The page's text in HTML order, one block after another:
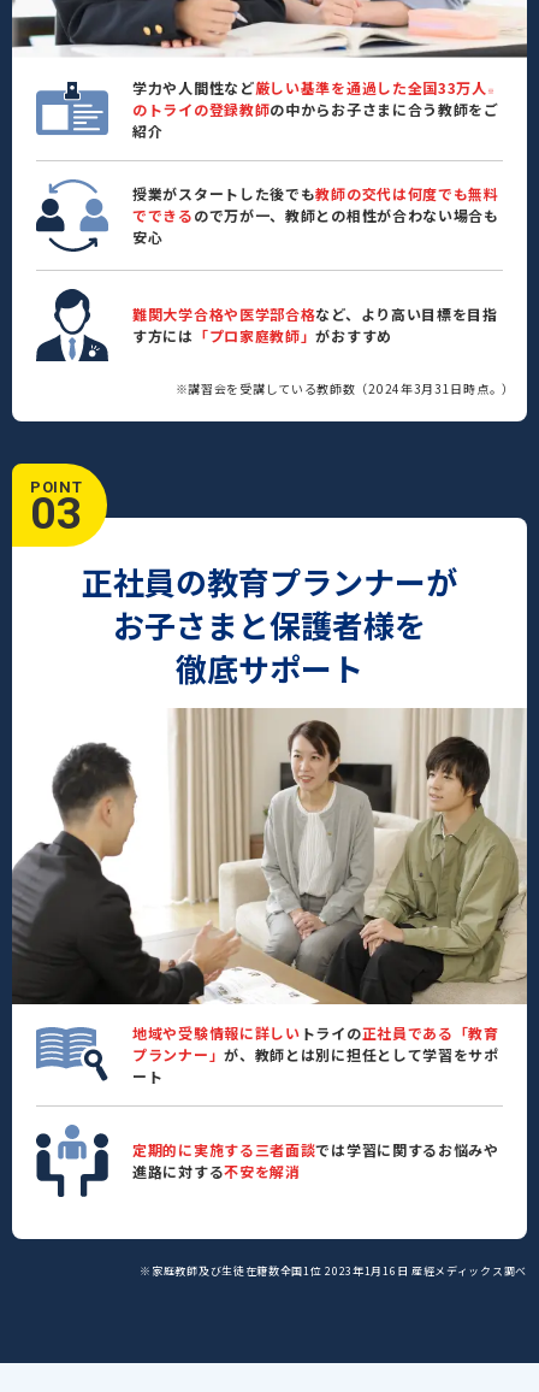
学力や人間性など厳しい基準を通過した全国33万人 ※
のトライの登録教師の中からお子さまに合う教師をご
紹介
授業がスタートした後でも教師の交代は何度でも無料
でできるので万が一、教師との相性が合わない場合も
安心
難関大学合格や医学部合格など、より高い目標を目指
す方には 「プロ家庭教師」がおすすめ
※講習会を受講している教師数（2024年3月31日時点。）
POINT
03
正社員の教育プランナーが
お子さまと保護者様を
徹底サポート
地域や受験情報に詳しい トライの正社員である「教育
プランナー」が、教師とは別に担任として学習をサポ
ート
定期的に実施する三者面談では学習に関するお悩みや
進路に対する不安を解消
※家庭教師及び生徒在籍数全国1位 2023年1月16日 産經メディックス調べ